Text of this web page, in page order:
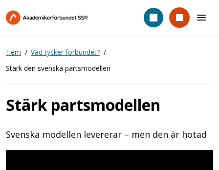
till
Hem
Vad tycker förbundet?
Stärk den svenska partsmodellen
Stärk partsmodellen
Svenska modellen levererar – men den är hotad